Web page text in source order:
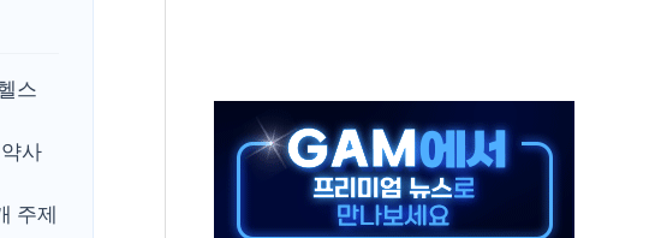
경북동해안권 8~9일 최대 100mm 호우
공동방위협정' 체결… 수니파 국가들의 새 안보 협력 구도
스
사
주제